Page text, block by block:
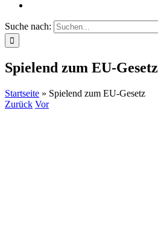
Suche nach:
Spielend zum EU-Gesetz
Startseite » Spielend zum EU-Gesetz
Zurück Vor